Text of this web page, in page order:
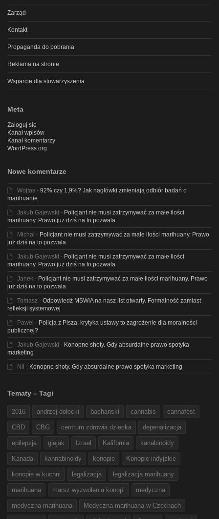
Zarząd
Kontakt
Propaganda do pobrania
Reklama na stronie
Wsparcie dla stowarzyszenia
Meta
Zaloguj się
Kanał wpisów
Kanał komentarzy
WordPress.org
Nowe komentarze
Wojtas - 92% czy 1,9%? Jak nagłówki zmieniają odbiór badań o
marihuanie
Jakub Gajewski - Policjant nie musi zatrzymywać za małe ilości
marihuany. Prawo już dziś na to pozwala
Michal - Policjant nie musi zatrzymywać za małe ilości marihuany. Prawo
już dziś na to pozwala
Jakub Gajewski - Policjant nie musi zatrzymywać za małe ilości
marihuany. Prawo już dziś na to pozwala
Janek - Policjant nie musi zatrzymywać za małe ilości marihuany. Prawo
już dziś na to pozwala
Tomasz - Odpowiedź MSWiA na nasz list otwarty. Formalność zamiast
refleksji systemowej
Pawel - Policja z Pisza: krytyka ustawy to zagrożenie dla moralności
publicznej?
Jakub Gajewski - Konopne shoty. Gdy absurdalne prawo spotyka
marketing
Nil - Konopne shoty. Gdy absurdalne prawo spotyka marketing
Tematy – Tagi
2016 andrzej dołecki bachanski cannabis cannafest
CBD CBG centrum zdrowia dziecka depenalizacja
epilepsja glejak Izrael Kalifornia kanabinoidy
Kanada kannabinoidy konopie Konopie indyjskie
konopie w kuchni legalizacja legalizacja marihuany
marihuana marsz wyzwolenia konopi medyczna
medyczna marihuana Medyczna marihuana w Czechach